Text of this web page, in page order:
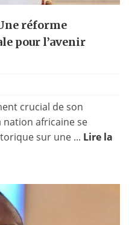
réforme
pour l’avenir
crucial de son
africaine se
sur une ... Lire la